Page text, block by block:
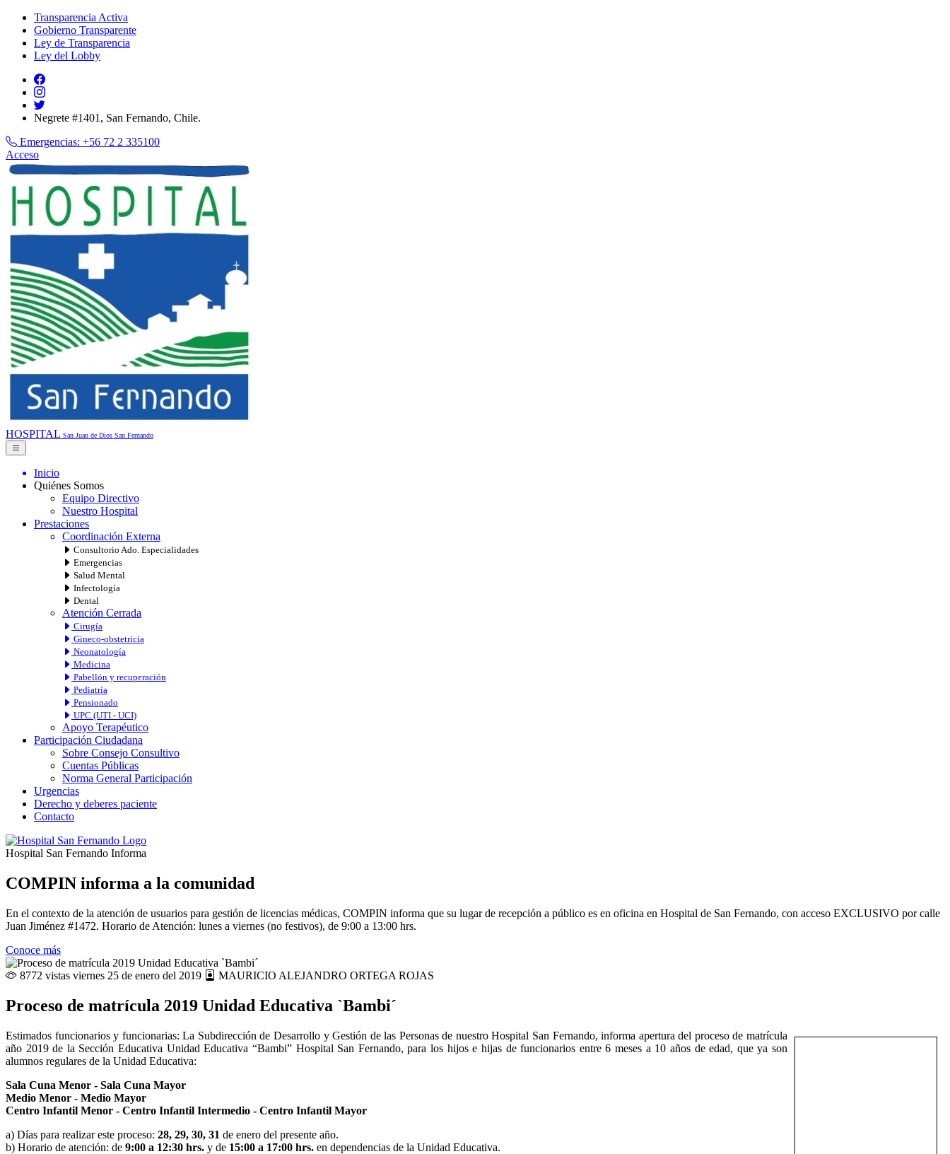
Transparencia Activa
Gobierno Transparente
Ley de Transparencia
Ley del Lobby
Negrete #1401, San Fernando, Chile.
Emergencias: +56 72 2 335100
Acceso
HOSPITAL San Juan de Dios San Fernando
Inicio
Quiénes Somos
Equipo Directivo
Nuestro Hospital
Prestaciones
Coordinación Externa
Consultorio Ado. Especialidades
Emergencias
Salud Mental
Infectología
Dental
Atención Cerrada
Cirugía
Gineco-obstetricia
Neonatología
Medicina
Pabellón y recuperación
Pediatría
Pensionado
UPC (UTI - UCI)
Apoyo Terapéutico
Participación Ciudadana
Sobre Consejo Consultivo
Cuentas Públicas
Norma General Participación
Urgencias
Derecho y deberes paciente
Contacto
Hospital San Fernando Informa
COMPIN informa a la comunidad
En el contexto de la atención de usuarios para gestión de licencias médicas, COMPIN informa que su lugar de recepción a público es en oficina en Hospital de San Fernando, con acceso EXCLUSIVO por calle
Juan Jiménez #1472. Horario de Atención: lunes a viernes (no festivos), de 9:00 a 13:00 hrs.
Conoce más
8772 vistas viernes 25 de enero del 2019 MAURICIO ALEJANDRO ORTEGA ROJAS
Proceso de matrícula 2019 Unidad Educativa `Bambi´
Estimados funcionarios y funcionarias: La Subdirección de Desarrollo y Gestión de las Personas de nuestro Hospital San Fernando, informa apertura del proceso de matrícula
año 2019 de la Sección Educativa Unidad Educativa “Bambi” Hospital San Fernando, para los hijos e hijas de funcionarios entre 6 meses a 10 años de edad, que ya son
alumnos regulares de la Unidad Educativa:
Sala Cuna Menor - Sala Cuna Mayor
Medio Menor - Medio Mayor
Centro Infantil Menor - Centro Infantil Intermedio - Centro Infantil Mayor
a) Días para realizar este proceso: 28, 29, 30, 31 de enero del presente año.
b) Horario de atención: de 9:00 a 12:30 hrs. y de 15:00 a 17:00 hrs. en dependencias de la Unidad Educativa.